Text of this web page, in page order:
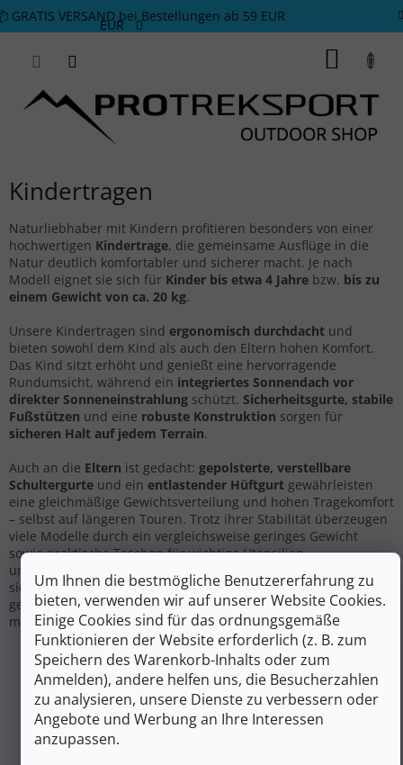
Um Ihnen die bestmögliche Benutzererfahrung zu
bieten, verwenden wir auf unserer Website Cookies.
Einige Cookies sind für das ordnungsgemäße
Funktionieren der Website erforderlich (z. B. zum
Speichern des Warenkorb-Inhalts oder zum
Anmelden), andere helfen uns, die Besucherzahlen
zu analysieren, unsere Dienste zu verbessern oder
Angebote und Werbung an Ihre Interessen
anzupassen.
Zum Inhalt springen
GRATIS VERSAND bei Bestellungen ab 59 EUR
EUR
Kindertragen
Naturliebhaber mit Kindern profitieren besonders von einer
hochwertigen Kindertrage, die gemeinsame Ausflüge in die
Natur deutlich komfortabler und sicherer macht. Je nach
Modell eignet sie sich für Kinder bis etwa 4 Jahre bzw. bis zu
einem Gewicht von ca. 20 kg.
Unsere Kindertragen sind ergonomisch durchdacht und
bieten sowohl dem Kind als auch den Eltern hohen Komfort.
Das Kind sitzt erhöht und genießt eine hervorragende
Rundumsicht, während ein integriertes Sonnendach vor
direkter Sonneneinstrahlung schützt. Sicherheitsgurte, stabile
Fußstützen und eine robuste Konstruktion sorgen für
sicheren Halt auf jedem Terrain.
Auch an die Eltern ist gedacht: gepolsterte, verstellbare
Schultergurte und ein entlastender Hüftgurt gewährleisten
eine gleichmäßige Gewichtsverteilung und hohen Tragekomfort
– selbst auf längeren Touren. Trotz ihrer Stabilität überzeugen
viele Modelle durch ein vergleichsweise geringes Gewicht
sowie praktische Taschen für wichtige Utensilien
unterwegs.
sie mit der wachsenden Familie Schritt halten und
gemeinsame Abenteuer in der Natur noch angenehmer
machen.
Wir bereiten Ihre Produkte noch vor.